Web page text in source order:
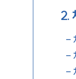
2.
-
-
-